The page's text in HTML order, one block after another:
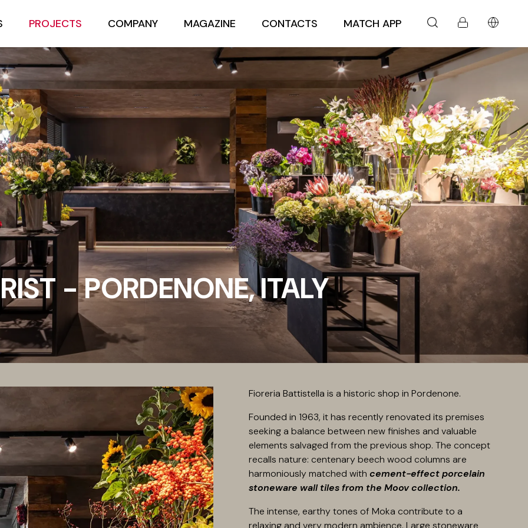
PROJECTS COMPANY MAGAZINE CONTACTS MATCH APP
- PORDENONE, ITALY
Fioreria Battistella is a historic shop in Pordenone.
Founded in 1963, it has recently renovated its premises
seeking a balance between new finishes and valuable
elements salvaged from the previous shop. The concept
recalls nature: centenary beech wood columns are
harmoniously matched with cement-effect porcelain
stoneware wall tiles from the Moov collection.
The intense, earthy tones of Moka contribute to a
relaxing and very modern ambience. Large stoneware